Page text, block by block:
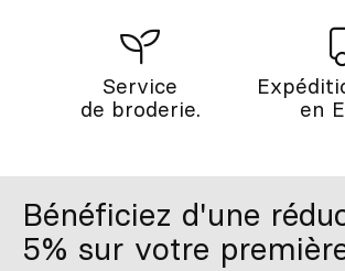
Service
de broderie.
en
Bénéficiez d'une
5% sur votre